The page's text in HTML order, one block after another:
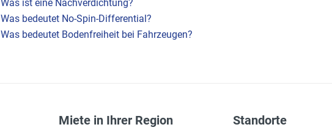
Was ist eine Nachverdichtung?
Was bedeutet No-Spin-Differential?
Was bedeutet Bodenfreiheit bei Fahrzeugen?
Miete in Ihrer Region Standorte